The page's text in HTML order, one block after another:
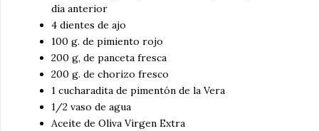
día anterior
4 dientes de ajo
100 g. de pimiento rojo
200 g, de panceta fresca
200 g. de chorizo fresco
1 cucharadita de pimentón de la Vera
1/2 vaso de agua
Aceite de Oliva Virgen Extra